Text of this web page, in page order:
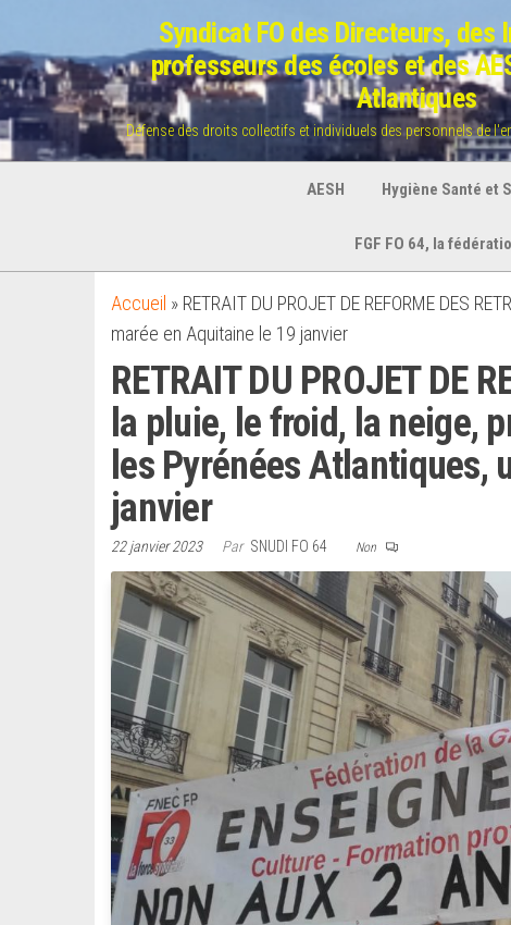
contenu
Syndicat FO des Directeurs, des
professeurs des écoles et des
Atlantiques
Défense des droits collectifs et individuels des personnels de
AESH Hygiène Santé et
FGF FO 64, la
Accueil » RETRAIT DU PROJET DE REFORME DES
marée en Aquitaine le 19 janvier
RETRAIT DU PROJET DE
la pluie, le froid, la neige,
les Pyrénées Atlantiques,
janvier
22 janvier 2023 Par SNUDI FO 64 Non